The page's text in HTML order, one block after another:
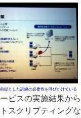
提とした訓練の必要性を呼びかけている
ビスの実施結果から
スクリプティングな